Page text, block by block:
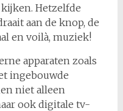
Hetzelfde
aan de knop, de
en voilà, muziek!
apparaten zoals
ingebouwde
niet alleen
ook digitale tv-